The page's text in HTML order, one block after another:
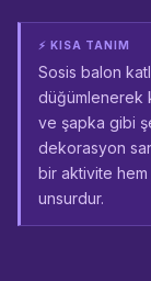
⚡ KISA TANIM
Sosis balon
düğümlenerek
ve şapka gibi
dekorasyon
bir aktivite
unsurdur.